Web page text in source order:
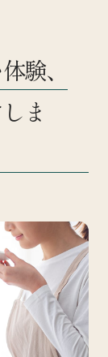
験、
ま